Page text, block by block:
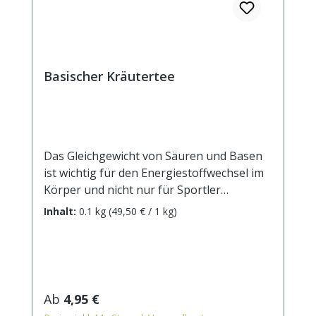
Basischer Kräutertee
Das Gleichgewicht von Säuren und Basen
ist wichtig für den Energiestoffwechsel im
Körper und nicht nur für Sportler
essenziell. Die Komposition sorgfältig
Zitronenverbenenkraut,
Brennnesselblätter, grüner Tee China
Inhalt: 0.1 kg (49,50 € / 1 kg)
Regulärer Preis:
Ab 4,95 €